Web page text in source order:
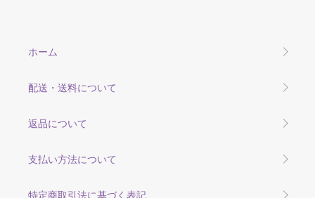
ホーム
配送・送料について
返品について
支払い方法について
特定商取引法に基づく表記